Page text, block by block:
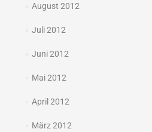
August 2012
Juli 2012
Juni 2012
Mai 2012
April 2012
März 2012